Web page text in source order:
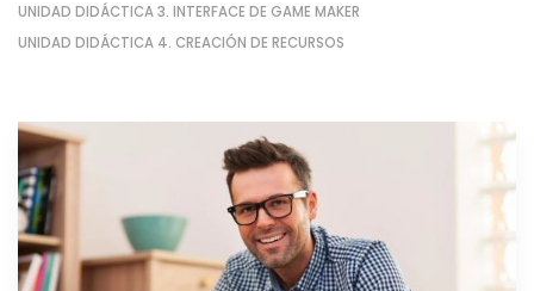
UNIDAD DIDÁCTICA 3. INTERFACE DE GAME MAKER
UNIDAD DIDÁCTICA 4. CREACIÓN DE RECURSOS